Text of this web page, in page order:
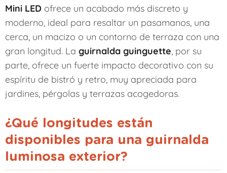
Mini LED ofrece un acabado más discreto y
moderno, ideal para resaltar un pasamanos, una
cerca, un macizo o un contorno de terraza con una
gran longitud. La guirnalda guinguette , por su
parte, ofrece un fuerte impacto decorativo con su
espíritu de bistró y retro, muy apreciada para
jardines, pérgolas y terrazas acogedoras.
¿Qué longitudes están
disponibles para una guirnalda
luminosa exterior?